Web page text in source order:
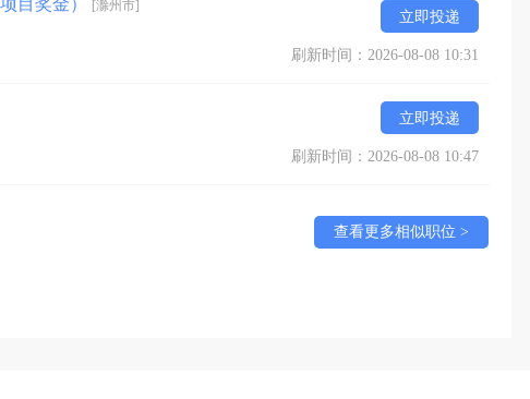
[滁州市]
立即投递
刷新时间：2026-08-08 10:31
立即投递
刷新时间：2026-08-08 10:47
查看更多相似职位 >